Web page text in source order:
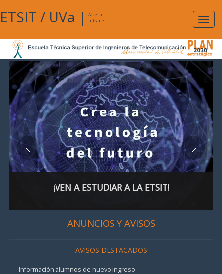
ETSIT / UVa |
Acceso
Intranet
¡VEN A ESTUDIAR A LA ETSIT!
ANUNCIOS Y AVISOS
AVISOS DESTACADOS
Información alumnos de nuevo ingreso